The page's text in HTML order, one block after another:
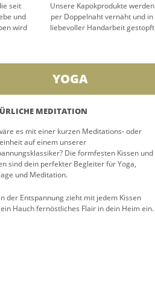
seit
und
wird
Unsere Kapokprodukte werden
per Doppelnaht vernäht und in
liebevoller Handarbeit gestopft
YOGA
MEDITATION
es mit einer kurzen Meditations- oder
auf einem unserer
Die formfesten Kissen und
sind dein perfekter Begleiter für Yoga,
und Meditation.
der Entspannung zieht mit jedem Kissen
Hauch fernöstliches Flair in dein Heim ein.